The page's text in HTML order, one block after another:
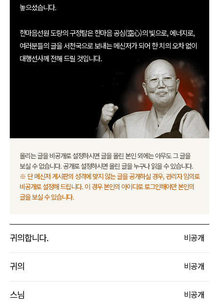
놓으셨습니다.
한마음선원 도량의 구정탑은 한마음 공심(空心)의 빛으로, 에너지로,
여러분들의 글을 서천국으로 보내는 메신저가 되어 한 치의 오차 없이
대행선사께 전해 드릴 것입니다.
올리는 글을 비공개로 설정하시면 글을 올린 본인 외에는 아무도 그 글을
보실 수 없습니다. 공개로 설정하시면 올린 글을 누구나 읽을 수 있습니다.
※ 단 메신저 게시판의 성격에 맞지 않는 글을 공개하실 경우, 관리자 임의로
비공개로 설정해 드립니다. 이 경우 본인의 아이디로 로그인해야만 본인의
글을 보실 수 있습니다.
귀의합니다. 비공개
귀의 비공개
스님 비공개